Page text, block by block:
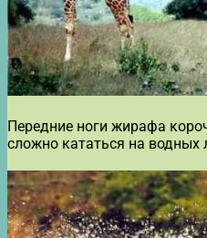
Передние ноги жирафа
сложно кататься на водных